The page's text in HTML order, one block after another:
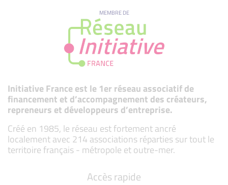
MEMBRE DE
Initiative France est le 1er réseau associatif de
financement et d’accompagnement des créateurs,
repreneurs et développeurs d’entreprise.
Créé en 1985, le réseau est fortement ancré
localement avec 214 associations réparties sur tout le
territoire français - métropole et outre-mer.
Accès rapide